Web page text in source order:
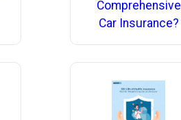
Comprehensive
Car Insurance?